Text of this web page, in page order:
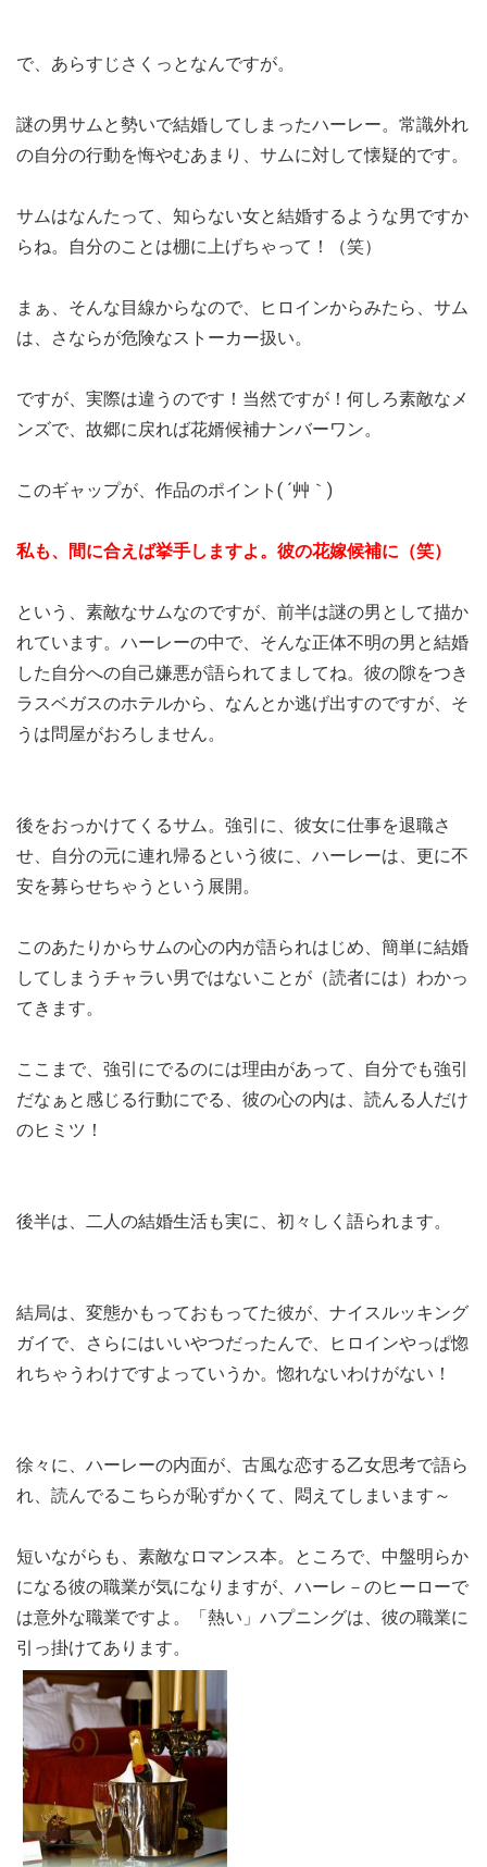
で、あらすじさくっとなんですが。
謎の男サムと勢いで結婚してしまったハーレー。常識外れ
の自分の行動を悔やむあまり、サムに対して懐疑的です。
サムはなんたって、知らない女と結婚するような男ですか
らね。自分のことは棚に上げちゃって！（笑）
まぁ、そんな目線からなので、ヒロインからみたら、サム
は、さならが危険なストーカー扱い。
ですが、実際は違うのです！当然ですが！何しろ素敵なメ
ンズで、故郷に戻れば花婿候補ナンバーワン。
このギャップが、作品のポイント( ´艸｀)
私も、間に合えば挙手しますよ。彼の花嫁候補に（笑）
という、素敵なサムなのですが、前半は謎の男として描か
れています。ハーレーの中で、そんな正体不明の男と結婚
した自分への自己嫌悪が語られてましてね。彼の隙をつき
ラスベガスのホテルから、なんとか逃げ出すのですが、そ
うは問屋がおろしません。
後をおっかけてくるサム。強引に、彼女に仕事を退職さ
せ、自分の元に連れ帰るという彼に、ハーレーは、更に不
安を募らせちゃうという展開。
このあたりからサムの心の内が語られはじめ、簡単に結婚
してしまうチャラい男ではないことが（読者には）わかっ
てきます。
ここまで、強引にでるのには理由があって、自分でも強引
だなぁと感じる行動にでる、彼の心の内は、読んる人だけ
のヒミツ！
後半は、二人の結婚生活も実に、初々しく語られます。
結局は、変態かもっておもってた彼が、ナイスルッキング
ガイで、さらにはいいやつだったんで、ヒロインやっぱ惚
れちゃうわけですよっていうか。惚れないわけがない！
徐々に、ハーレーの内面が、古風な恋する乙女思考で語ら
れ、読んでるこちらが恥ずかくて、悶えてしまいます～
短いながらも、素敵なロマンス本。ところで、中盤明らか
になる彼の職業が気になりますが、ハーレ－のヒーローで
は意外な職業ですよ。「熱い」ハプニングは、彼の職業に
引っ掛けてあります。